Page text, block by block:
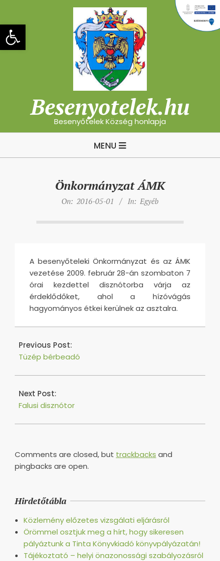
Eszköztár megnyitása
content
Besenyotelek.hu
Besenyőtelek Község honlapja
MENU
Önkormányzat ÁMK
On: 2016-05-01 In: Egyéb
A besenyőteleki Önkormányzat és az ÁMK
vezetése 2009. február 28-án szombaton 7
órai kezdettel disznótorba várja az
érdeklődőket, ahol a hízóvágás
hagyományos étkei kerülnek az asztalra.
2016-
01
Previous Post:
Tüzép bérbeadó
Next Post:
Falusi disznótor
Comments are closed, but trackbacks and
pingbacks are open.
Hirdetőtábla
Közlemény előzetes vizsgálati eljárásról
Örömmel osztjuk meg a hírt, hogy sikeresen
pályáztunk a Tinta Könyvkiadó könyvpályázatán!
Tájékoztató – helyi önazonossági szabályozásról